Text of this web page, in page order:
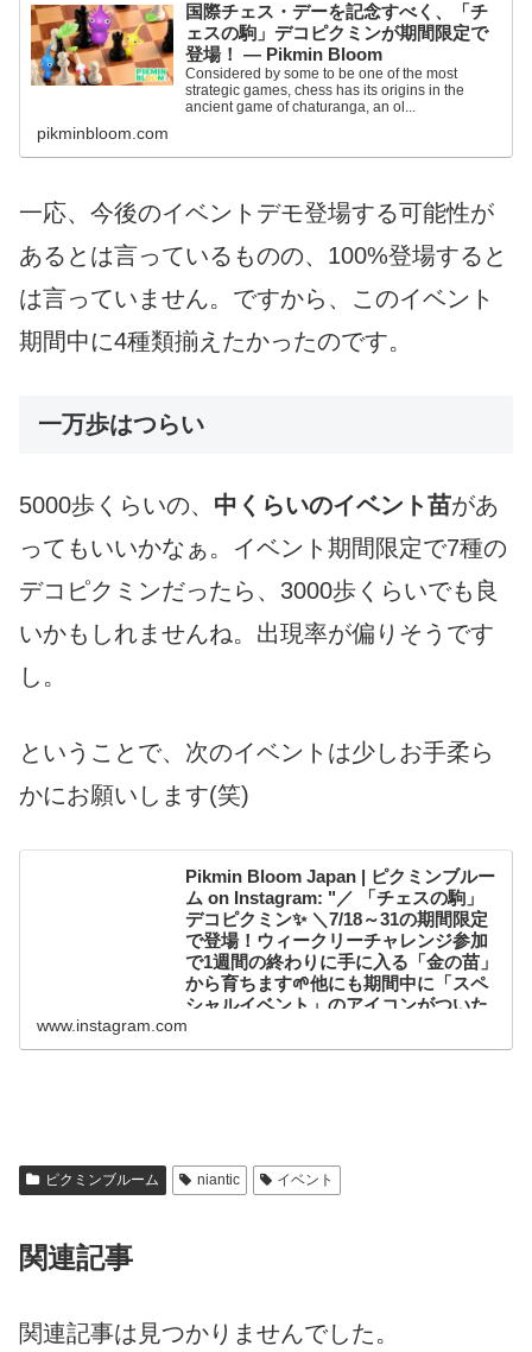
国際チェス・デーを記念すべく、「チ
ェスの駒」デコピクミンが期間限定で
登場！ — Pikmin Bloom
Considered by some to be one of the most
strategic games, chess has its origins in the
ancient game of chaturanga, an ol...
pikminbloom.com
一応、今後のイベントデモ登場する可能性が
あるとは言っているものの、100%登場すると
は言っていません。ですから、このイベント
期間中に4種類揃えたかったのです。
一万歩はつらい
5000歩くらいの、 中くらいのイベント苗があ
ってもいいかなぁ。イベント期間限定で7種の
デコピクミンだったら、3000歩くらいでも良
いかもしれませんね。出現率が偏りそうです
し。
ということで、次のイベントは少しお手柔ら
かにお願いします(笑)
Pikmin Bloom Japan | ピクミンブルー
ム on Instagram: "／ 「チェスの駒」
デコピクミン✨ ＼7/18～31の期間限定
で登場！ウィークリーチャレンジ参加
で1週間の終わりに手に入る「金の苗」
から育ちます🌱他にも期間中に「スペ
シャルイベント」のアイコンがついた
大きな苗からも育ちます。詳細はアプ
リ内のお知らせから✅#ピクミンブルー
www.instagram.com
ピクミンブルーム niantic イベント
関連記事
関連記事は見つかりませんでした。